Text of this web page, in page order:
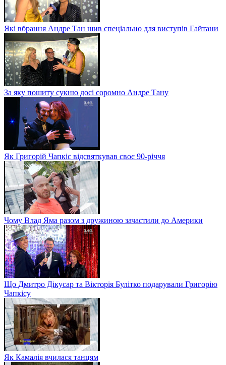
Які вбрання Андре Тан шив спеціально для виступів Гайтани
За яку пошиту сукню досі соромно Андре Тану
Як Григорій Чапкіс відсвяткував своє 90-річчя
Чому Влад Яма разом з дружиною зачастили до Америки
Що Дмитро Дікусар та Вікторія Булітко подарували Григорію
Чапкісу
Як Камалія вчилася танцям